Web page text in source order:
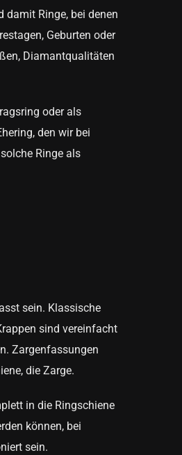
damit Ringe, bei denen
Geburten oder
Diamantqualitäten
oder als
den wir bei
Ringe als
sein. Klassische
sind vereinfacht
Zargenfassungen
die Zarge.
in die Ringschiene
können, bei
sein.